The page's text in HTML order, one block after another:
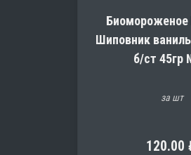
Биомороженое
Шиповник
б/ст 45гр
за шт
120.00